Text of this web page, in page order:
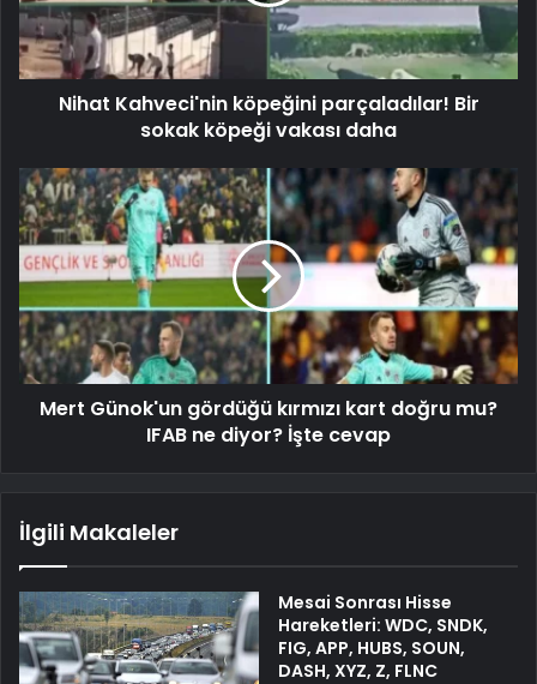
Nihat Kahveci'nin köpeğini parçaladılar! Bir
sokak köpeği vakası daha
Mert Günok'un gördüğü kırmızı kart doğru mu?
IFAB ne diyor? İşte cevap
İlgili Makaleler
Mesai Sonrası Hisse
Hareketleri: WDC, SNDK,
FIG, APP, HUBS, SOUN,
DASH, XYZ, Z, FLNC